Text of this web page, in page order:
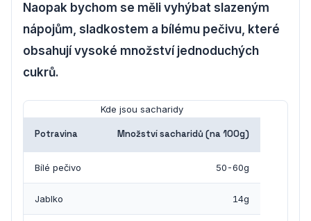
Naopak bychom se měli vyhýbat slazeným
nápojům, sladkostem a bílému pečivu, které
obsahují vysoké množství jednoduchých
cukrů.
Kde jsou sacharidy
Potravina Množství sacharidů (na 100g)
Bílé pečivo 50-60g
Jablko 14g